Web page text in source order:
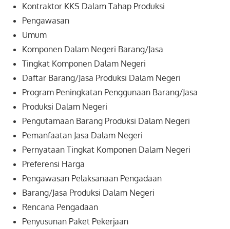
Kontraktor KKS Dalam Tahap Produksi
Pengawasan
Umum
Komponen Dalam Negeri Barang/Jasa
Tingkat Komponen Dalam Negeri
Daftar Barang/Jasa Produksi Dalam Negeri
Program Peningkatan Penggunaan Barang/Jasa
Produksi Dalam Negeri
Pengutamaan Barang Produksi Dalam Negeri
Pemanfaatan Jasa Dalam Negeri
Pernyataan Tingkat Komponen Dalam Negeri
Preferensi Harga
Pengawasan Pelaksanaan Pengadaan
Barang/Jasa Produksi Dalam Negeri
Rencana Pengadaan
Penyusunan Paket Pekerjaan